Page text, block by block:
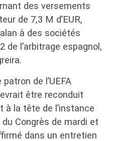
des versements
de 7,3 M d’EUR,
à des sociétés
de l’arbitrage espagnol,
de l’UEFA
être reconduit
à la tête de l’instance
Congrès de mardi et
dans un entretien